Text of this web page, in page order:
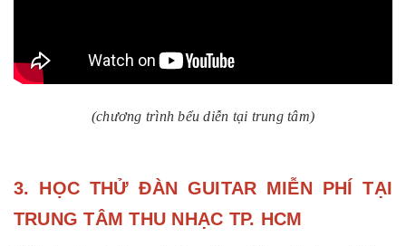
(chương trình bểu diễn tại trung tâm)
3. HỌC THỬ ĐÀN GUITAR MIỄN PHÍ TẠI
TRUNG TÂM THU NHẠC TP. HCM